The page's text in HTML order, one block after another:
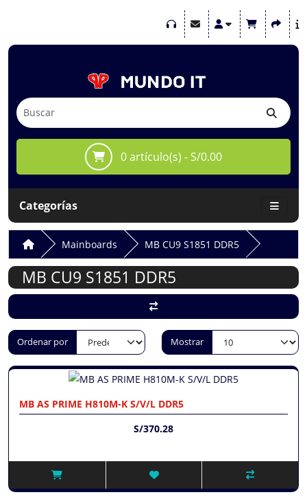
0 artículo(s) - S/0.00
Categorías
Mainboards MB CU9 S1851 DDR5
MB CU9 S1851 DDR5
Ordenar por Mostrar
MB AS PRIME H810M-K S/V/L DDR5
S/370.28